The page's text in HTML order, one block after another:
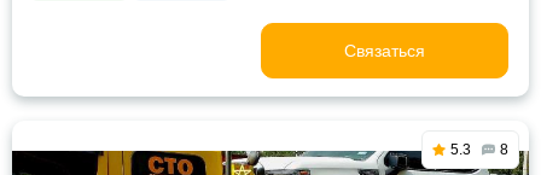
Связаться
5.3 8